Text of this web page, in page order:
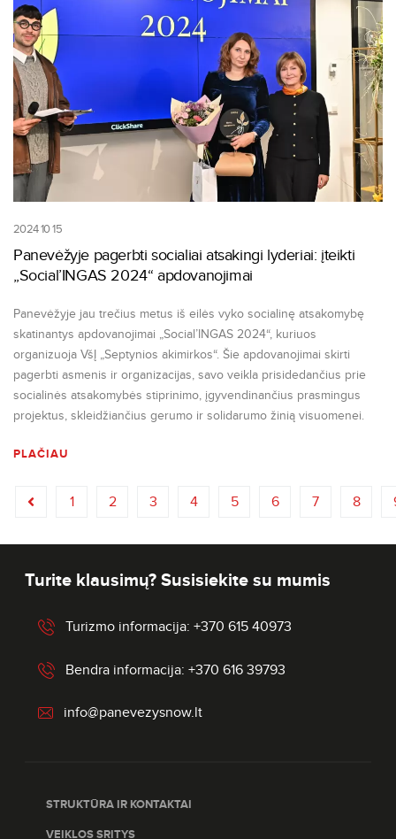
2024 10 15
Panevėžyje pagerbti socialiai atsakingi lyderiai: įteikti
„Social’INGAS 2024“ apdovanojimai
Panevėžyje jau trečius metus iš eilės vyko socialinę atsakomybę
skatinantys apdovanojimai „Social’INGAS 2024“, kuriuos
organizuoja VšĮ „Septynios akimirkos“. Šie apdovanojimai skirti
pagerbti asmenis ir organizacijas, savo veikla prisidedančius prie
socialinės atsakomybės stiprinimo, įgyvendinančius prasmingus
projektus, skleidžiančius gerumo ir solidarumo žinią visuomenei.
PLAČIAU
1 2 3 4 5 6 7 8
Turite klausimų? Susisiekite su mumis
Turizmo informacija: +370 615 40973
Bendra informacija: +370 616 39793
info@panevezysnow.lt
STRUKTŪRA IR KONTAKTAI
VEIKLOS SRITYS